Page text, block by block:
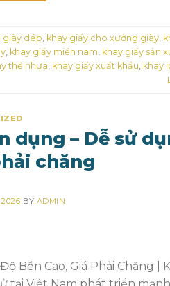
giày dép, khay giấy cho xưởng giày,
, khay giấy miền nam, khay giấy sản
thế nhựa, khay giấy xuất khẩu, khay
dụng – Dễ sử
chăng
2026 BY ADMIN
Bền Cao, Giá Phải Chăng |